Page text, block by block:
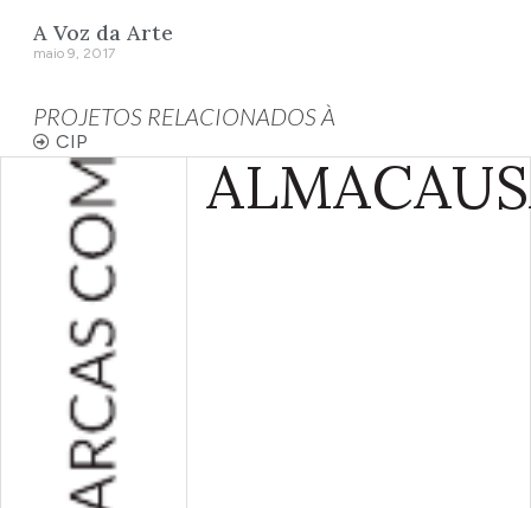
A Voz da Arte
maio 9, 2017
PROJETOS RELACIONADOS À
CIP
ALMA